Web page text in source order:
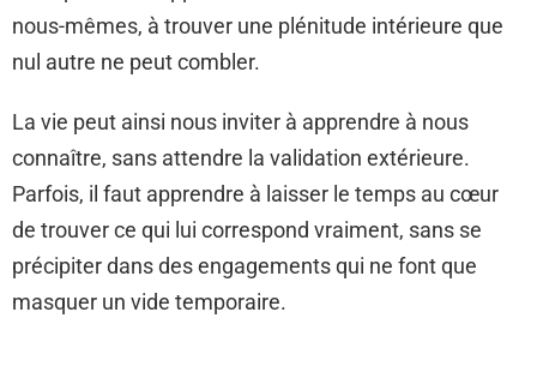
nous-mêmes, à trouver une plénitude intérieure que
nul autre ne peut combler.
La vie peut ainsi nous inviter à apprendre à nous
connaître, sans attendre la validation extérieure.
Parfois, il faut apprendre à laisser le temps au cœur
de trouver ce qui lui correspond vraiment, sans se
précipiter dans des engagements qui ne font que
masquer un vide temporaire.